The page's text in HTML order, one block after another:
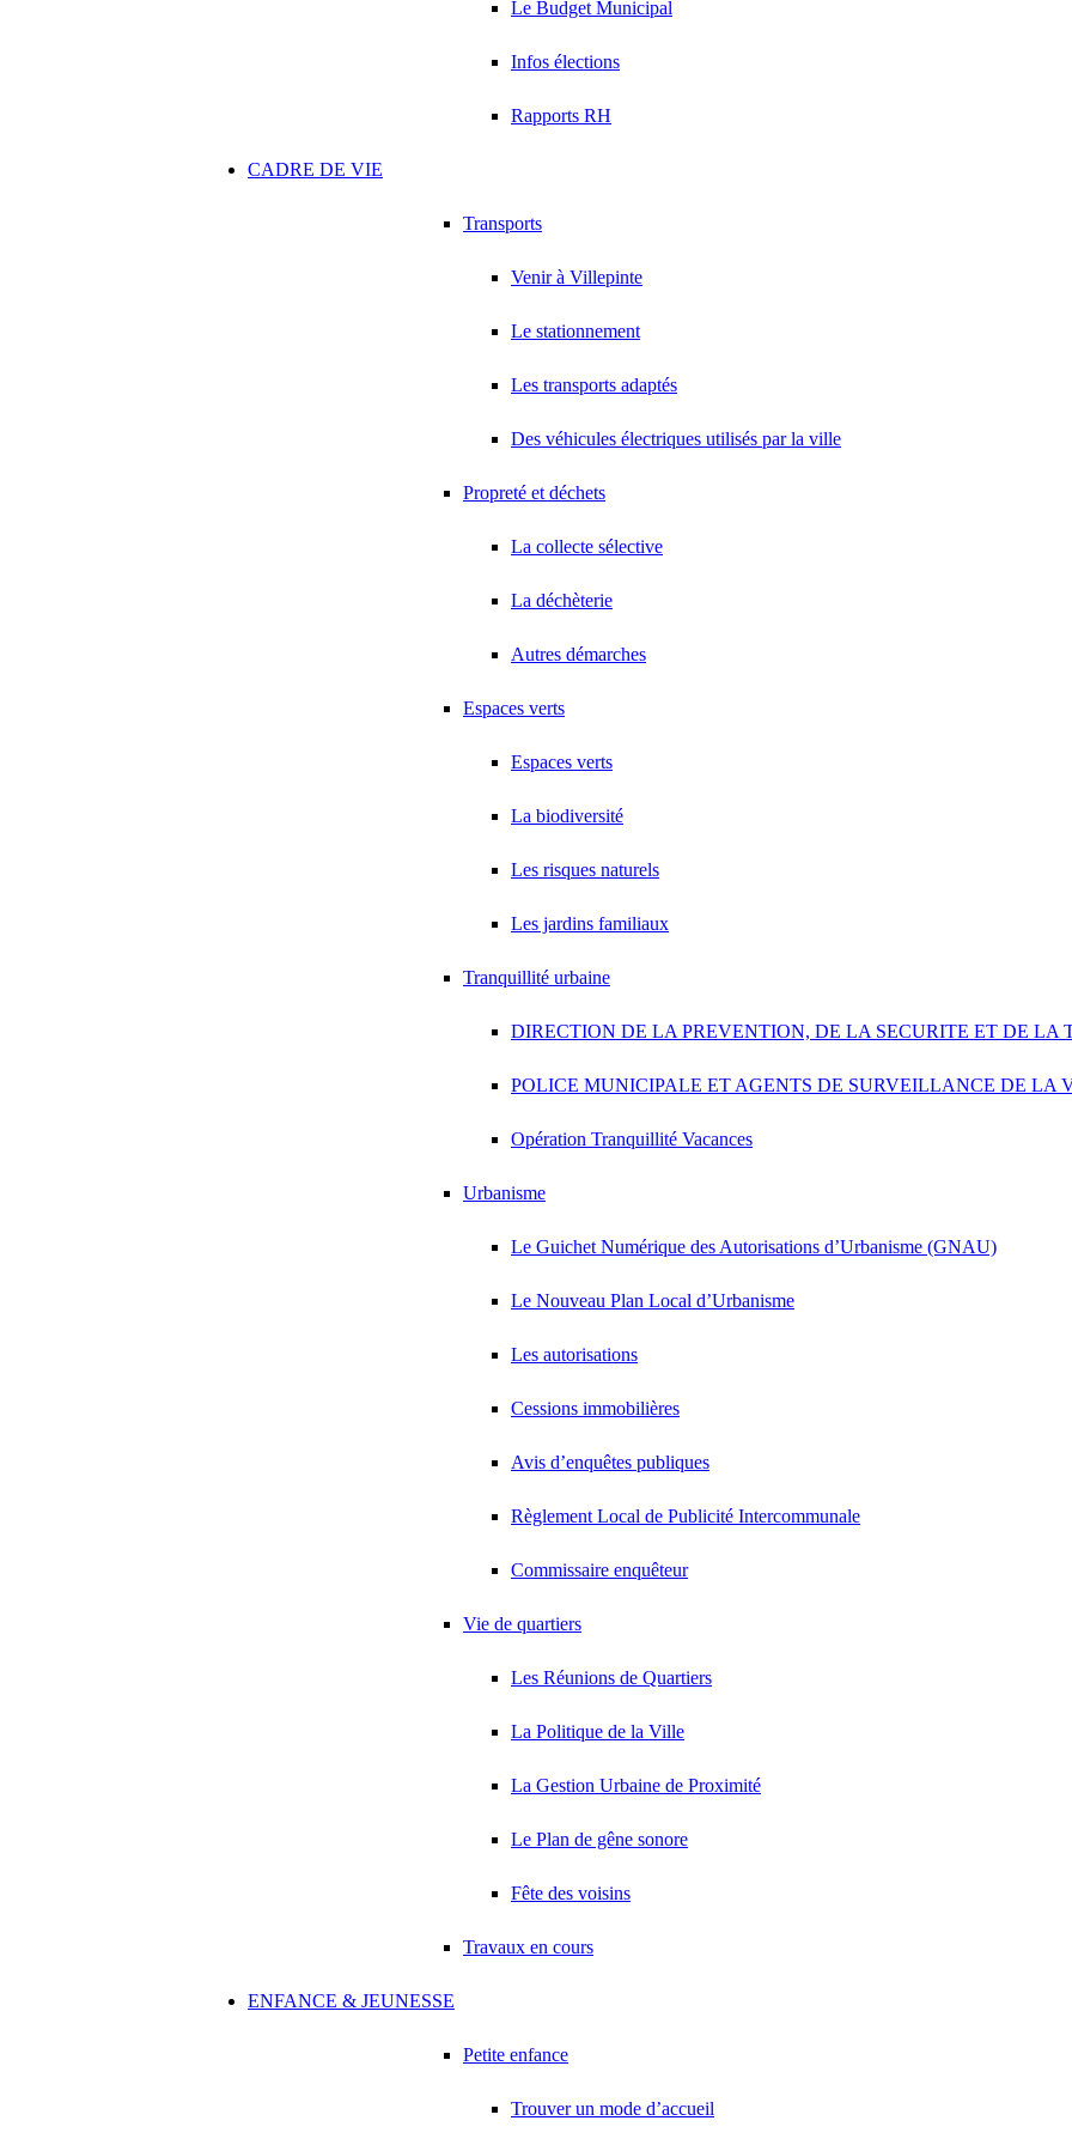
Le Budget Municipal
Infos élections
Rapports RH
CADRE DE VIE
Transports
Venir à Villepinte
Le stationnement
Les transports adaptés
Des véhicules électriques utilisés par la ville
Propreté et déchets
La collecte sélective
La déchèterie
Autres démarches
Espaces verts
Espaces verts
La biodiversité
Les risques naturels
Les jardins familiaux
Tranquillité urbaine
DIRECTION DE LA PREVENTION, DE LA SECURITE ET DE LA
POLICE MUNICIPALE ET AGENTS DE SURVEILLANCE DE LA
Opération Tranquillité Vacances
Urbanisme
Le Guichet Numérique des Autorisations d’Urbanisme (GNAU)
Le Nouveau Plan Local d’Urbanisme
Les autorisations
Cessions immobilières
Avis d’enquêtes publiques
Règlement Local de Publicité Intercommunale
Commissaire enquêteur
Vie de quartiers
Les Réunions de Quartiers
La Politique de la Ville
La Gestion Urbaine de Proximité
Le Plan de gêne sonore
Fête des voisins
Travaux en cours
ENFANCE & JEUNESSE
Petite enfance
Trouver un mode d’accueil